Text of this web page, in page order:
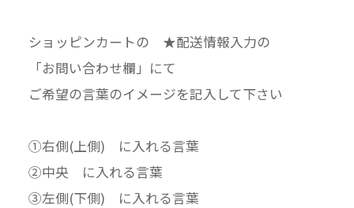
ショッピンカートの ★配送情報入力の
「お問い合わせ欄」にて
ご希望の言葉のイメージを記入して下さい
①右側(上側) に入れる言葉
②中央 に入れる言葉
③左側(下側) に入れる言葉